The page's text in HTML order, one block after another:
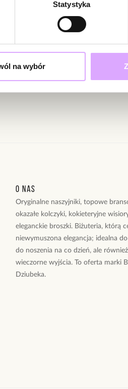
Statystyka
na wybór
Surowiec: stal
Kolor surowca:
Wielkość
Rodzaj
Zobacz inne
W
O nas
Oryginalne naszyjniki, topowe
okazałe kolczyki, kokieteryjne
eleganckie broszki. Biżuteria, którą
niewymuszona elegancja; idealna
do noszenia na co dzień, ale
wieczorne wyjścia. To oferta marki
Dziubeka.